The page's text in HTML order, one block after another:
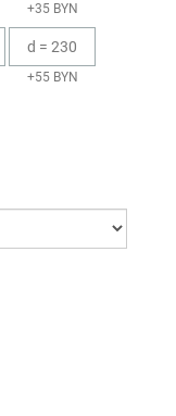
+35 BYN
d = 230
+55 BYN